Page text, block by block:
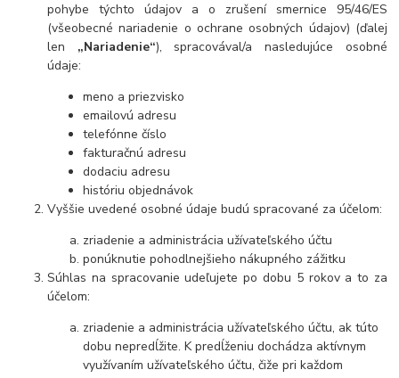
pohybe týchto údajov a o zrušení smernice 95/46/ES
(všeobecné nariadenie o ochrane osobných údajov) (ďalej
len „Nariadenie“), spracovával/a nasledujúce osobné
údaje:
meno a priezvisko
emailovú adresu
telefónne číslo
fakturačnú adresu
dodaciu adresu
históriu objednávok
Vyššie uvedené osobné údaje budú spracované za účelom:
zriadenie a administrácia užívateľského účtu
ponúknutie pohodlnejšieho nákupného zážitku
Súhlas na spracovanie udeľujete po dobu 5 rokov a to za
účelom:
zriadenie a administrácia užívateľského účtu, ak túto
dobu nepredĺžite. K predĺženiu dochádza aktívnym
využívaním užívateľského účtu, čiže pri každom